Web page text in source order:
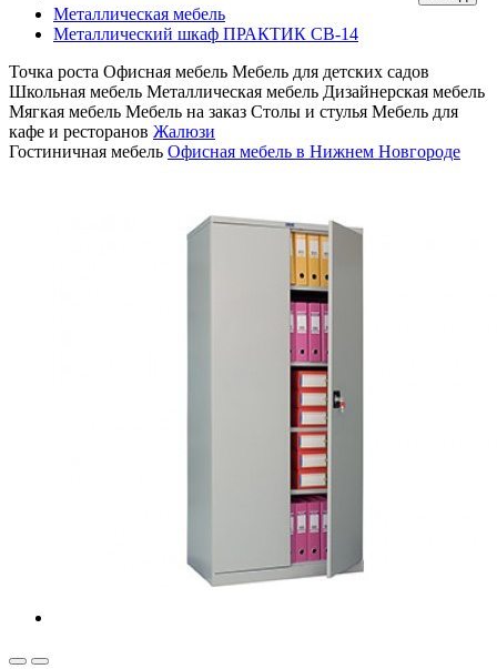
Металлическая мебель
Металлический шкаф ПРАКТИК СВ-14
Точка роста Офисная мебель Мебель для детских садов
Школьная мебель Металлическая мебель Дизайнерская мебель
Мягкая мебель Мебель на заказ Столы и стулья Мебель для
кафе и ресторанов Жалюзи
Гостиничная мебель Офисная мебель в Нижнем Новгороде